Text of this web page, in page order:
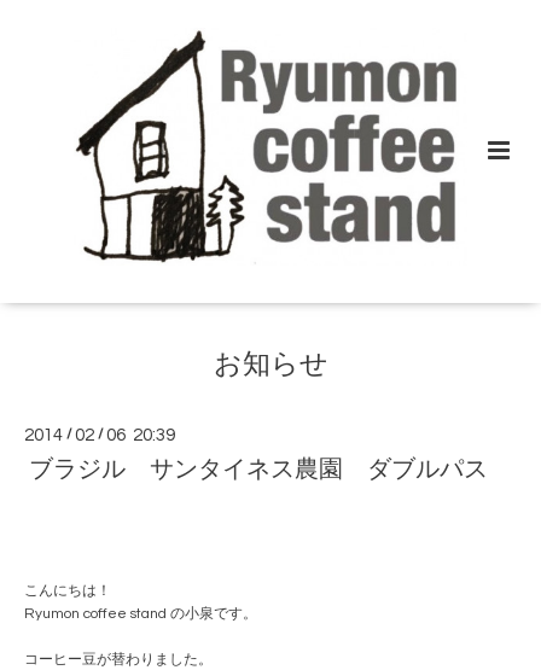
お知らせ
2014 /02 /06 20:39
ブラジル サンタイネス農園 ダブルパス
こんにちは！
Ryumon coffee stand の小泉です。
コーヒー豆が替わりました。